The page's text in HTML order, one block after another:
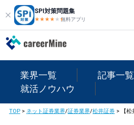
SPI対策問題集
★★★★ ★★
無料アプリ
業界一覧
記事一覧
就活ノウハウ
TOP> ネット証券業界/証券業界/松井証券>